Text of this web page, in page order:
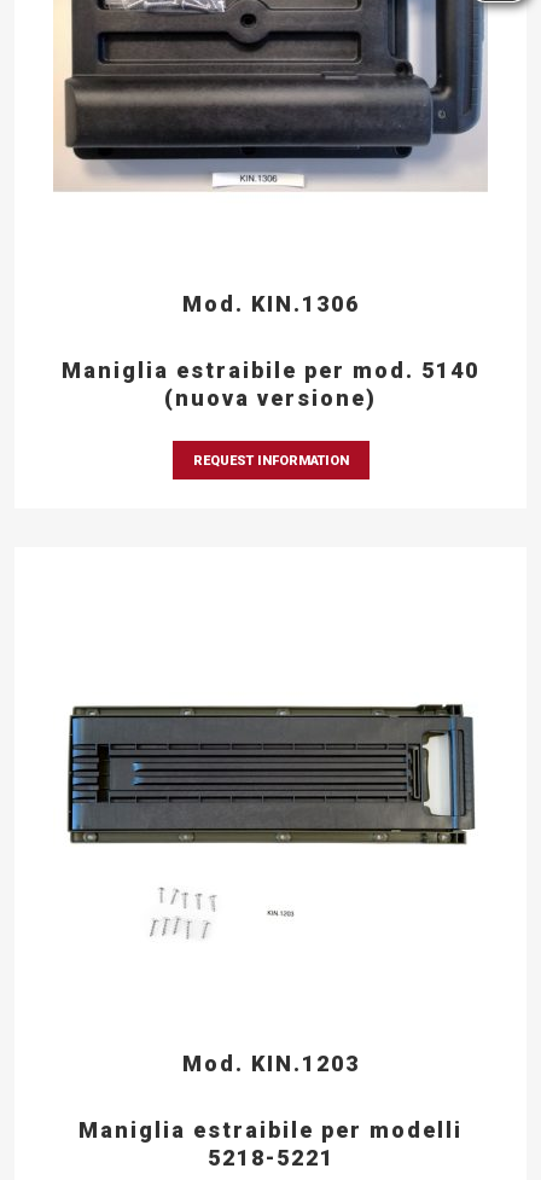
Mod. KIN.1306
Maniglia estraibile per mod. 5140
(nuova versione)
REQUEST INFORMATION
Mod. KIN.1203
Maniglia estraibile per modelli
5218-5221